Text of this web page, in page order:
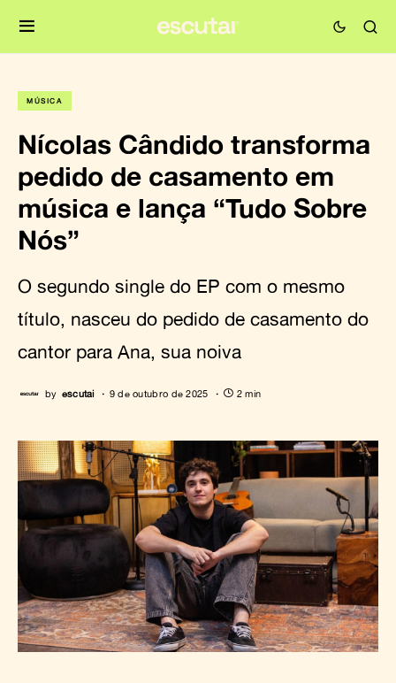
MÚSICA
Nícolas Cândido transforma
pedido de casamento em
música e lança “Tudo Sobre
Nós”
O segundo single do EP com o mesmo
título, nasceu do pedido de casamento do
cantor para Ana, sua noiva
by escutai 9 de outubro de 2025 2 min